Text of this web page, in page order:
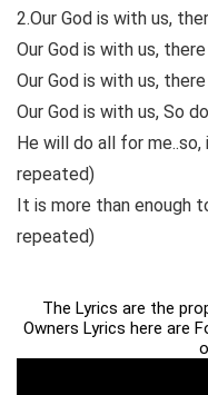
2.Our God is with us,
Our God is with us,
Our God is with us,
Our God is with us, So
He will do all for
repeated)
It is more than enough
repeated)
The Lyrics are the
Owners Lyrics here are